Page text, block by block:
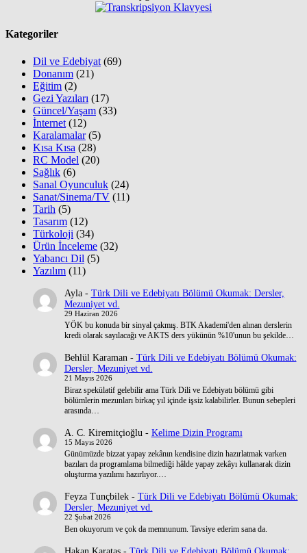
Kategoriler
Dil ve Edebiyat (69)
Donanım (21)
Eğitim (2)
Gezi Yazıları (17)
Güncel/Yaşam (33)
İnternet (12)
Karalamalar(5)
Kısa Kısa (28)
RC Model (20)
Sağlık (6)
Sanal Oyunculuk (24)
Sanat/Sinema/TV (11)
Tarih (5)
Tasarım (12)
Türkoloji (34)
Ürün İnceleme (32)
Yabancı Dil (5)
Yazılım (11)
Ayla- Türk Dili ve Edebiyatı Bölümü Okumak: Dersler,
Mezuniyet vd.
29 Haziran 2026
YÖK bu konuda bir sinyal çakmış. BTK Akademi'den alınan derslerin
kredi olarak sayılacağı ve AKTS ders yükünün %10'unun bu şekilde…
Behlül Karaman- Türk Dili ve Edebiyatı Bölümü Okumak:
Dersler, Mezuniyet vd.
21 Mayıs 2026
Biraz spekülatif gelebilir ama Türk Dili ve Edebiyatı bölümü gibi
bölümlerin mezunları birkaç yıl içinde işsiz kalabilirler. Bunun sebepleri
arasında…
A. C. Kiremitçioğlu - Kelime Dizin Programı
15 Mayıs 2026
Günümüzde bizzat yapay zekânın kendisine dizin hazırlatmak varken
bazıları da programlama bilmediği hâlde yapay zekâyı kullanarak dizin
oluşturma yazılımı hazırlıyor.…
Feyza Tunçbilek- Türk Dili ve Edebiyatı Bölümü Okumak:
Dersler, Mezuniyet vd.
22 Şubat 2026
Ben okuyorum ve çok da memnunum. Tavsiye ederim sana da.